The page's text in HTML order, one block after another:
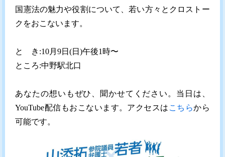
国憲法の魅力や役割について、若い方々とクロストー
クをおこないます。
と き:10月9日(日)午後1時〜
ところ:中野駅北口
あなたの想いもぜひ、聞かせてください。当日は、
YouTube配信もおこないます。アクセスは こちらから
可能です。